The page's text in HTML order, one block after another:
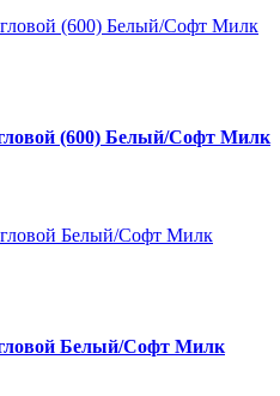
(600) Белый/Софт Милк
Белый/Софт Милк